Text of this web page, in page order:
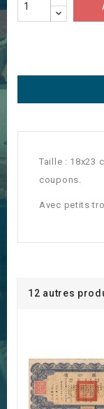
Taille : 18x23
coupons.
Avec petits
12 autres